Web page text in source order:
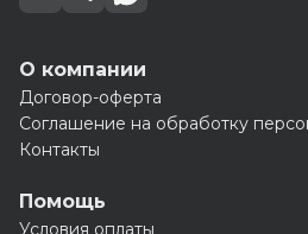
О компании
Договор-оферта
Соглашение на обработку
Контакты
Помощь
Условия оплаты